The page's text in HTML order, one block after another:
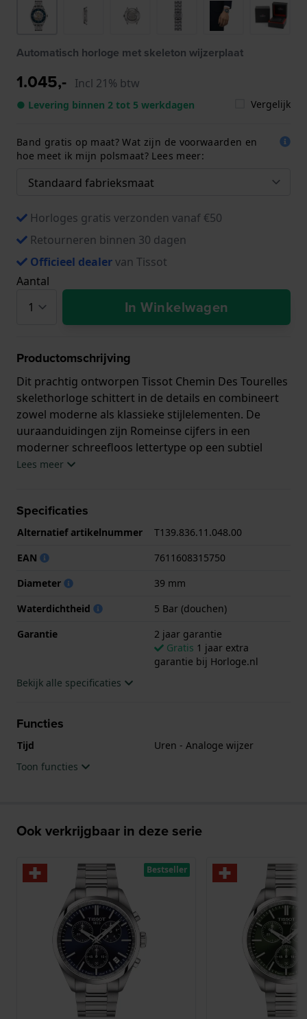
Automatisch horloge met skeleton wijzerplaat
1.045,- Incl 21% btw
● Levering binnen 2 tot 5 werkdagen Vergelijk
Band gratis op maat? Wat zijn de voorwaarden en
hoe meet ik mijn polsmaat? Lees meer:
Horloges gratis verzonden vanaf €50
Retourneren binnen 30 dagen
Officieel dealervan Tissot
Aantal
In Winkelwagen
Productomschrijving
Dit prachtig ontworpen Tissot Chemin Des Tourelles
skelethorloge schittert in de details en combineert
zowel moderne als klassieke stijlelementen. De
uuraanduidingen zijn Romeinse cijfers in een
moderner schreefloos lettertype op een subtiel
geguillocheerde band rond een gedrukt
zichtbaar is via zowel de wijzerplaat als de
achterkant van de kast. De klassieke zwaardvormige
nog een laag toe aan dit prachtig vervaardigde
horloge.
Dit Tissot horloge heeft een kast gemaakt van
voorzien van een Roestvrijstaal band. In de kast
bevindt zich een ETA kwaliteitsuurwerk en is
afgewerkt met Enkelvoudig ontspiegeld
saffierglasglas.
Het horloge is 5ATM. Dit betekent dat het horloge
geschikt is om mee te douchen. Verder wordt het
horloge geleverd met 2 jaar garantie.
Lees meer
Specificaties
Alternatief artikelnummer
T139.836.11.048.00
EAN
7611608315750
Diameter
39 mm
Waterdichtheid
5 Bar (douchen)
Garantie
2 jaar garantie
Gratis 1 jaar extra
garantie bij Horloge.nl
Bekijk alle specificaties
Functies
Tijd
Uren - Analoge wijzer
Toon functies
Ook verkrijgbaar in deze serie
Bestseller